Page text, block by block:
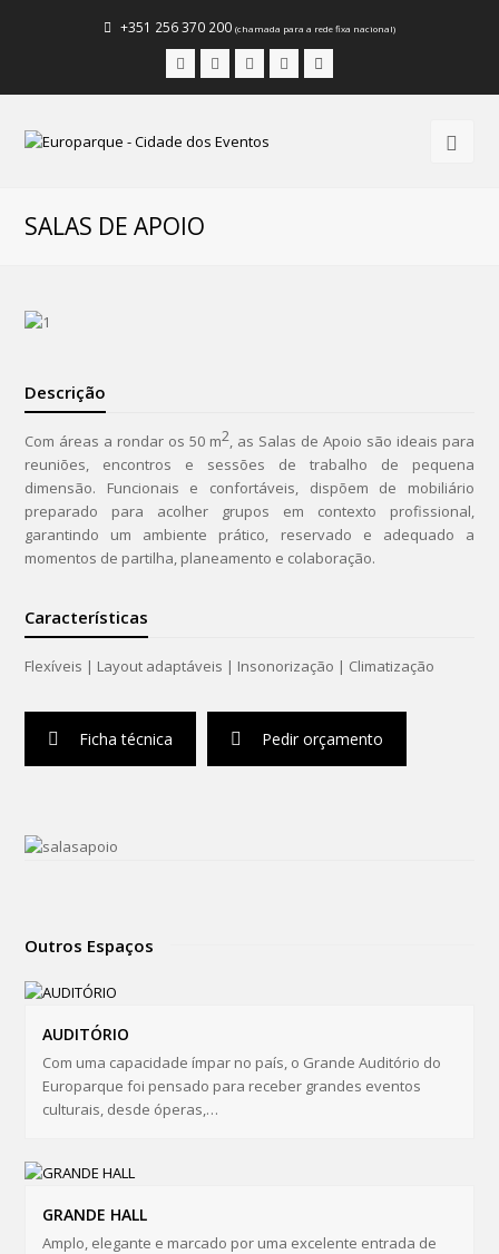
+351 256 370 200 (chamada para a rede fixa nacional)
FacebookInstagram
LinkedInYoutube
SALAS DE APOIO
Descrição
Com áreas a rondar os 50 m2, as Salas de Apoio são ideais para
reuniões, encontros e sessões de trabalho de pequena
dimensão. Funcionais e confortáveis, dispõem de mobiliário
preparado para acolher grupos em contexto profissional,
garantindo um ambiente prático, reservado e adequado a
momentos de partilha, planeamento e colaboração.
Características
Flexíveis | Layout adaptáveis | Insonorização | Climatização
Ficha técnica Pedir orçamento
Outros Espaços
AUDITÓRIO
Com uma capacidade ímpar no país, o Grande Auditório do
Europarque foi pensado para receber grandes eventos
culturais, desde óperas,…
GRANDE HALL
Amplo, elegante e marcado por uma excelente entrada de